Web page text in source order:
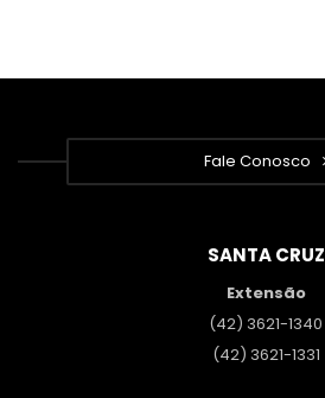
Fale Conosco
SANTA CRUZ
Extensão
(42) 3621-1340
(42) 3621-1331